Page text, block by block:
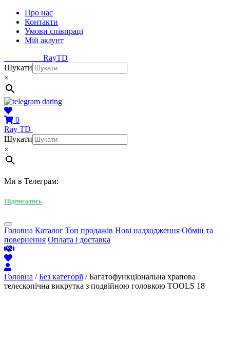
Про нас
Контакти
Умови співпраці
Мій акаунт
RayTD
Шукати
×
0
Ray TD
Шукати
×
Ми в Телеграм:
Підписатись
Головна Каталог Топ продажів Нові надходження Обмін та
повернення Оплата і доставка
Головна /Без категорії/ Багатофункціональна храпова
телескопічна викрутка з подвійною головкою TOOLS 18